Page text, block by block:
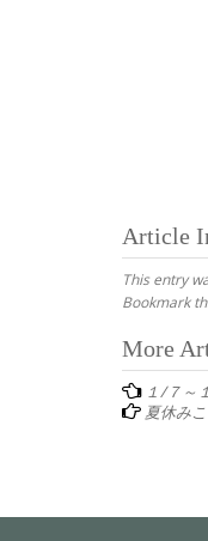
Article
This entry
Bookmark
Post
More
１/７～
夏休み